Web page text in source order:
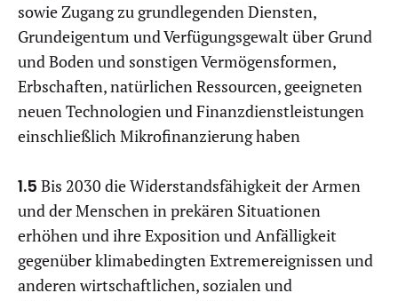
sowie Zugang zu grundlegenden Diensten,
Grundeigentum und Verfügungsgewalt über Grund
und Boden und sonstigen Vermögensformen,
Erbschaften, natürlichen Ressourcen, geeigneten
neuen Technologien und Finanzdienstleistungen
einschließlich Mikrofinanzierung haben
1.5 Bis 2030 die Widerstandsfähigkeit der Armen
und der Menschen in prekären Situationen
erhöhen und ihre Exposition und Anfälligkeit
gegenüber klimabedingten Extremereignissen und
anderen wirtschaftlichen, sozialen und